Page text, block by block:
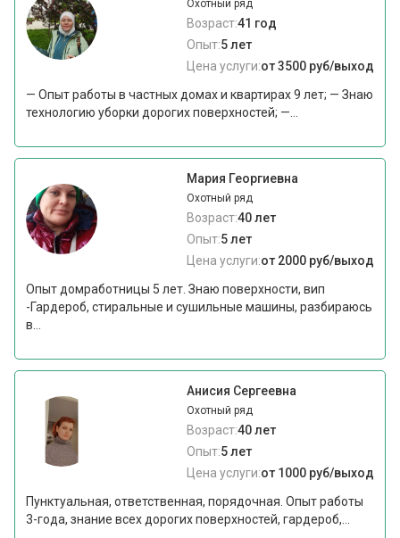
Охотный ряд
Возраст:41 год
Опыт:5 лет
Цена услуги:от 3500 руб/выход
— Опыт работы в частных домах и квартирах 9 лет; — Знаю
технологию уборки дорогих поверхностей; —...
Мария Георгиевна
Охотный ряд
Возраст:40 лет
Опыт:5 лет
Цена услуги:от 2000 руб/выход
Опыт домработницы 5 лет. Знаю поверхности, вип
-Гардероб, стиральные и сушильные машины, разбираюсь
в...
Анисия Сергеевна
Охотный ряд
Возраст:40 лет
Опыт:5 лет
Цена услуги:от 1000 руб/выход
Пунктуальная, ответственная, порядочная. Опыт работы
3-года, знание всех дорогих поверхностей, гардероб,...